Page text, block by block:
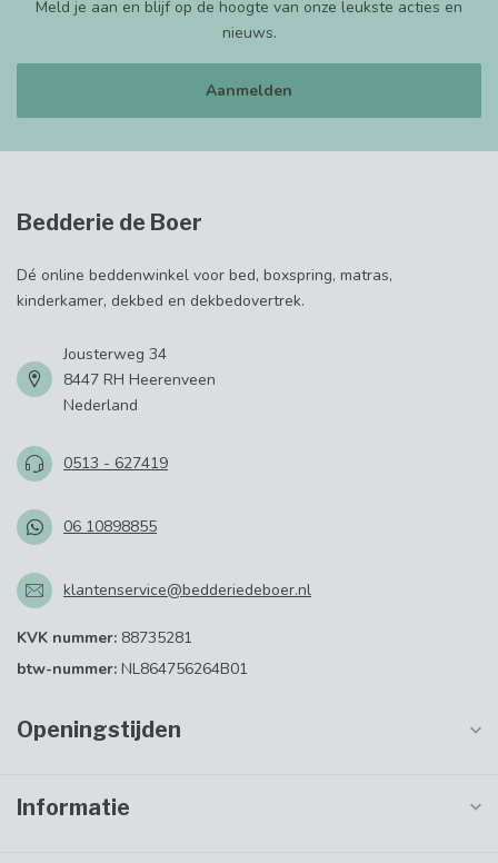
Meld je aan en blijf op de hoogte van onze leukste acties en
nieuws.
Aanmelden
Bedderie de Boer
Dé online beddenwinkel voor bed, boxspring, matras,
kinderkamer, dekbed en dekbedovertrek.
Jousterweg 34
8447 RH Heerenveen
Nederland
0513 - 627419
06 10898855
klantenservice@bedderiedeboer.nl
KVK nummer: 88735281
btw-nummer: NL864756264B01
Openingstijden
Informatie